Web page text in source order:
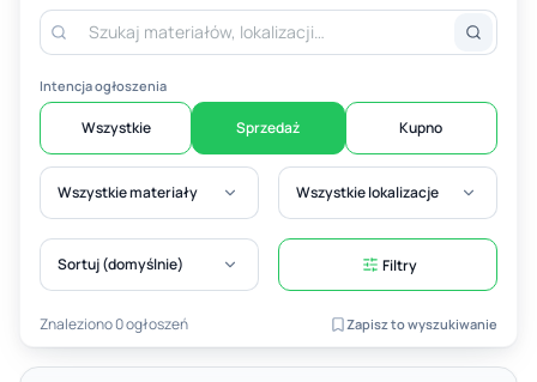
Intencja ogłoszenia
Wszystkie Sprzedaż Kupno
Wszystkie materiały Wszystkie lokalizacje
Sortuj (domyślnie) Filtry
Znaleziono 0 ogłoszeń Zapisz to wyszukiwanie